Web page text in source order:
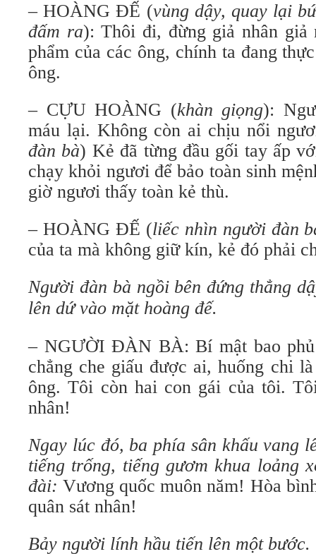
– HOÀNG ĐẾ (vùng dậy, quay lại
đấm ra): Thôi đi, đừng giả nhân giả
phẩm của các ông, chính ta đang
ông.
– CỰU HOÀNG (khàn giọng):
máu lại. Không còn ai chịu nổi
đàn bà) Kẻ đã từng đầu gối tay ấp
chạy khỏi ngươi để bảo toàn sinh
giờ ngươi thấy toàn kẻ thù.
– HOÀNG ĐẾ (liếc nhìn người đàn
của ta mà không giữ kín, kẻ đó phải
Người đàn bà ngồi bên đứng thẳng
lên dứ vào mặt hoàng đế.
– NGƯỜI ĐÀN BÀ: Bí mật bao phủ
chẳng che giấu được ai, huống chi
ông. Tôi còn hai con gái của tôi.
nhân!
Ngay lúc đó, ba phía sân khấu vang
tiếng trống, tiếng gươm khua loảng
đài:Vương quốc muôn năm! Hòa
quân sát nhân!
Bảy người lính hầu tiến lên một bước.